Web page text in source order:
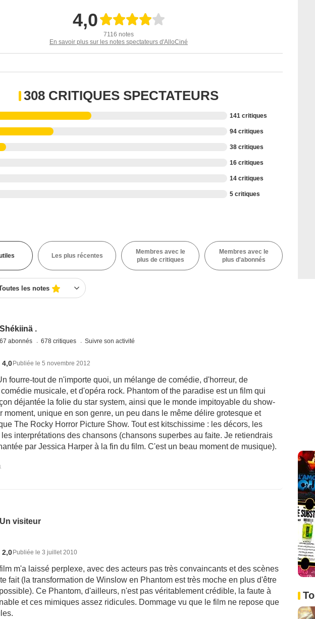
4,0
7116 notes
En savoir plus sur les notes spectateurs d'AlloCiné
308 CRITIQUES SPECTATEURS
141 critiques
94 critiques
38 critiques
16 critiques
14 critiques
5 critiques
Les plus récentes
Membres avec le
plus de critiques
Membres avec le
plus d'abonnés
les notes
Shékiinä .
67 abonnés 678 critiques Suivre son activité
4,0 Publiée le 5 novembre 2012
fourre-tout de n'importe quoi, un mélange de comédie, d'horreur, de
musicale, et d'opéra rock. Phantom of the paradise est un film qui
déjantée la folie du star system, ainsi que le monde impitoyable du show-
moment, unique en son genre, un peu dans le même délire grotesque et
The Rocky Horror Picture Show. Tout est kitschissime : les décors, les
interprétations des chansons (chansons superbes au faite. Je retiendrais
par Jessica Harper à la fin du film. C'est un beau moment de musique).
Un visiteur
2,0Publiée le 3 juillet 2010
m'a laissé perplexe, avec des acteurs pas très convaincants et des scènes
fait (la transformation de Winslow en Phantom est très moche en plus d'être
Ce Phantom, d'ailleurs, n'est pas véritablement crédible, la faute à
et ces mimiques assez ridicules. Dommage vu que le film ne repose que